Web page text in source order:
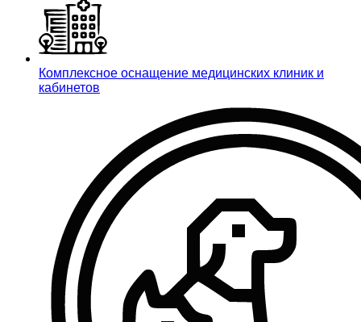
Комплексное оснащение медицинских клиник и
кабинетов